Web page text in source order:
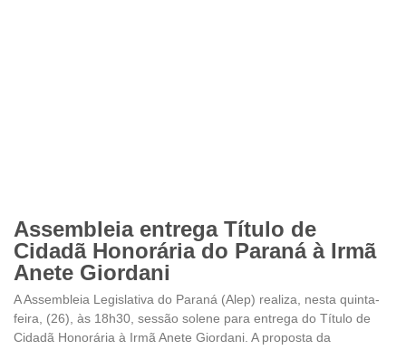
Assembleia entrega Título de
Cidadã Honorária do Paraná à Irmã
Anete Giordani
A Assembleia Legislativa do Paraná (Alep) realiza, nesta quinta-
feira, (26), às 18h30, sessão solene para entrega do Título de
Cidadã Honorária à Irmã Anete Giordani. A proposta da